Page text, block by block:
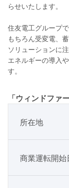
らせいたします。
住友電工グループ
もちろん受変電、
ソリューションに
エネルギーの導入
す。
「ウィンドファ
所在地
商業運転開始